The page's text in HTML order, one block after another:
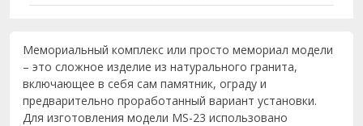
Мемориальный комплекс или просто мемориал модели
– это сложное изделие из натурального гранита,
включающее в себя сам памятник, ограду и
предварительно проработанный вариант установки.
Для изготовления модели MS-23 использовано